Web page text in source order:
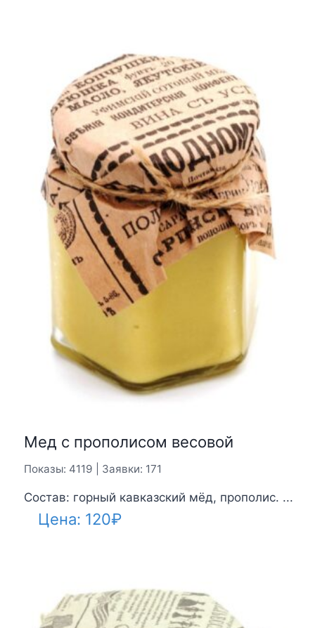
Мед с прополисом весовой
Показы: 4119 | Заявки: 171
Состав: горный кавказский мёд, прополис. ...
Цена: 120₽